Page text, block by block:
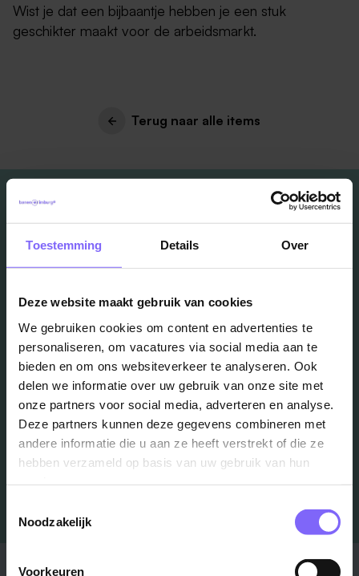
Toestemming Details Over
Deze website maakt gebruik van cookies
We gebruiken cookies om content en advertenties te
personaliseren, om vacatures via social media aan te
bieden en om ons websiteverkeer te analyseren. Ook
delen we informatie over uw gebruik van onze site met
onze partners voor social media, adverteren en analyse.
Deze partners kunnen deze gegevens combineren met
andere informatie die u aan ze heeft verstrekt of die ze
hebben verzameld op basis van uw gebruik van hun
Noodzakelijk
Voorkeuren
Wist je dat een bijbaantje hebben je een stuk
geschikter maakt voor de arbeidsmarkt.
Terug naar alle items
Vacatures
in je mailbox?
Schrijf je in en we houden je op de hoogte
Job Alert instellen
Stad